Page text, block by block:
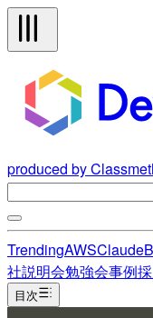
produced by
TrendingAWSClaude
社説明会勉強会事例
目次